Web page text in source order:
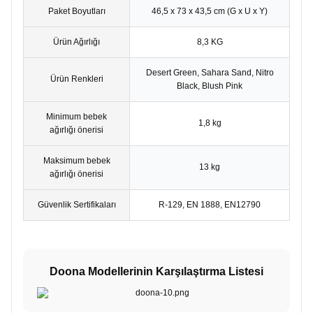
Paket Boyutları 46,5 x 73 x 43,5 cm (G x U x Y)
Ürün Ağırlığı 8,3 KG
Ürün Renkleri
Desert Green, Sahara Sand, Nitro
Black, Blush Pink
Minimum bebek
ağırlığı önerisi
1,8 kg
Maksimum bebek
ağırlığı önerisi
13 kg
Güvenlik Sertifikaları R-129, EN 1888, EN12790
Doona Modellerinin Karşılaştırma Listesi